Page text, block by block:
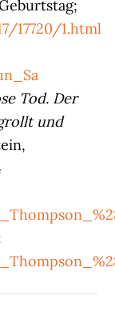
17720/1.html
Tod. Der
und